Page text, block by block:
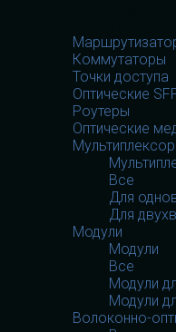
Коммутаторы
Точки доступа
Оптические
Роутеры
Оптические
Все
Для
Для
Модули
Модули
Все
Модули
Модули
Волоконно-